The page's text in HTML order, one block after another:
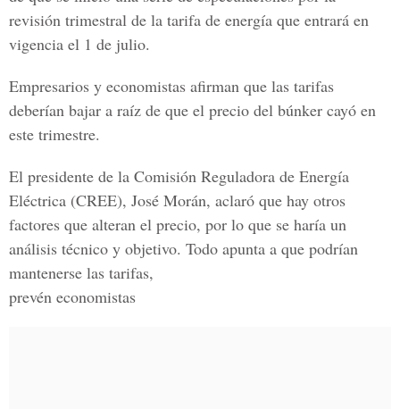
revisión trimestral de la tarifa de energía que entrará en
vigencia el 1 de julio.
Empresarios y economistas afirman que las tarifas
deberían bajar a raíz de que el precio del búnker cayó en
este trimestre.
El presidente de la Comisión Reguladora de Energía
Eléctrica (CREE), José Morán, aclaró que hay otros
factores que alteran el precio, por lo que se haría un
análisis técnico y objetivo. Todo apunta a que podrían
mantenerse las tarifas,
prevén economistas